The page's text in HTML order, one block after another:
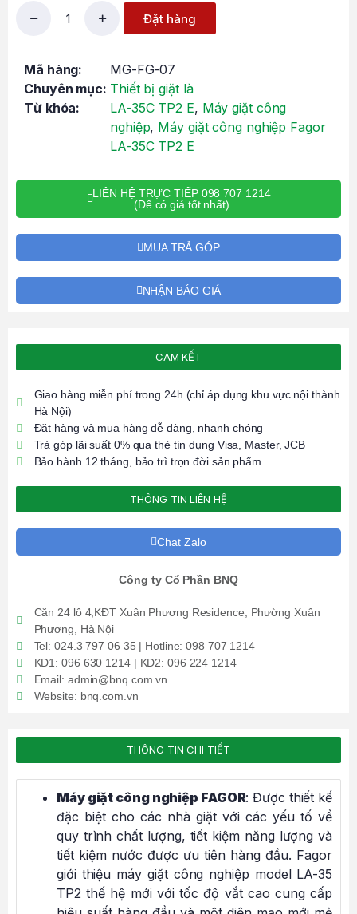
Đặt hàng
Mã hàng:
MG-FG-07
Chuyên mục: Thiết bị giặt là
Từ khóa:
LA-35C TP2 E, Máy giặt công
nghiệp, Máy giặt công nghiệp Fagor
LA-35C TP2 E
LIÊN HỆ TRỰC TIẾP 098 707 1214
(Để có giá tốt nhất)
MUA TRẢ GÓP
NHẬN BÁO GIÁ
CAM KẾT
Giao hàng miễn phí trong 24h (chỉ áp dụng khu vực nội thành
Hà Nội)
Đặt hàng và mua hàng dễ dàng, nhanh chóng
Trả góp lãi suất 0% qua thẻ tín dụng Visa, Master, JCB
Bảo hành 12 tháng, bảo trì trọn đời sản phẩm
THÔNG TIN LIÊN HỆ
Chat Zalo
Công ty Cổ Phần BNQ
Căn 24 lô 4,KĐT Xuân Phương Residence, Phường Xuân
Phương, Hà Nội
Tel: 024.3 797 06 35 | Hotline: 098 707 1214
KD1: 096 630 1214 | KD2: 096 224 1214
Email: admin@bnq.com.vn
Website: bnq.com.vn
THÔNG TIN CHI TIẾT
Máy giặt công nghiệp FAGOR: Được thiết kế
đặc biệt cho các nhà giặt với các yếu tố về
quy trình chất lượng, tiết kiệm năng lượng và
tiết kiệm nước được ưu tiên hàng đầu. Fagor
giới thiệu máy giặt công nghiệp model LA-35
TP2 thế hệ mới với tốc độ vắt cao cung cấp